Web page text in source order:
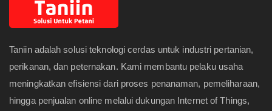
Taniin adalah solusi teknologi cerdas untuk industri pertanian,
perikanan, dan peternakan. Kami membantu pelaku usaha
meningkatkan efisiensi dari proses penanaman, pemeliharaan,
hingga penjualan online melalui dukungan Internet of Things,